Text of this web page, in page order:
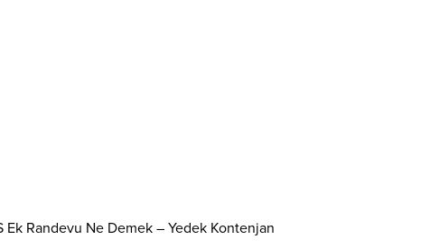
Ek Randevu Ne Demek – Yedek Kontenjan